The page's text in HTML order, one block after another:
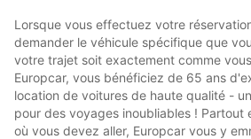
Lorsque vous effectuez votre
demander le véhicule spécifique que
votre trajet soit exactement comme
Europcar, vous bénéficiez de 65 ans
location de voitures de haute qualité -
pour des voyages inoubliables ! Partout
où vous devez aller, Europcar vous y